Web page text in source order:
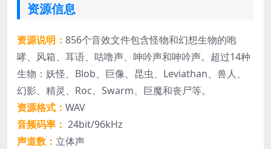
资源信息
资源说明： 856个音效文件包含怪物和幻想生物的咆
哮、风箱、耳语、咕噜声、呻吟声和呻吟声。超过14种
生物：妖怪、Blob、巨像、昆虫、Leviathan、兽人、
幻影、精灵、Roc、Swarm、巨魔和丧尸等。
资源格式： WAV
音频码率： 24bit/96kHz
声道数： 立体声